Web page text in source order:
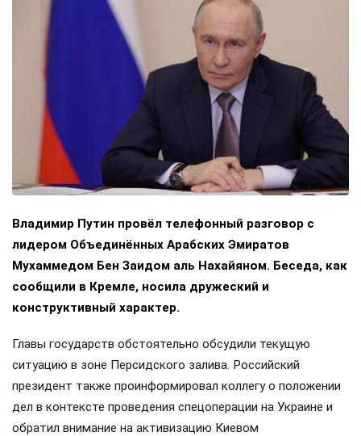
Владимир Путин провёл телефонный разговор с
лидером Объединённых Арабских Эмиратов
Мухаммедом Бен Заидом аль Нахайяном. Беседа, как
сообщили в Кремле, носила дружеский и
конструктивный характер.
Главы государств обстоятельно обсудили текущую
ситуацию в зоне Персидского залива. Российский
президент также проинформировал коллегу о положении
дел в контексте проведения спецоперации на Украине и
обратил внимание на активизацию Киевом